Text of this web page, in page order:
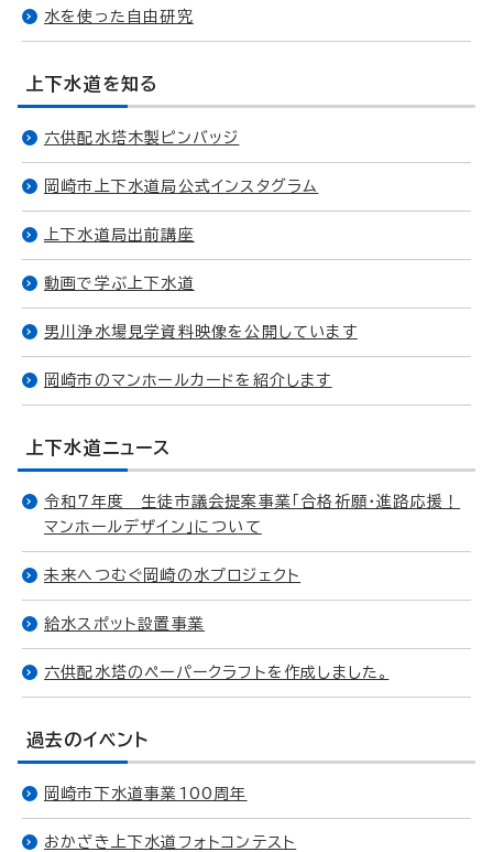
水を使った自由研究
上下水道を知る
六供配水塔木製ピンバッジ
岡崎市上下水道局公式インスタグラム
上下水道局出前講座
動画で学ぶ上下水道
男川浄水場見学資料映像を公開しています
岡崎市のマンホールカードを紹介します
上下水道ニュース
令和7年度 生徒市議会提案事業「合格祈願・進路応援！
マンホールデザイン」について
未来へつむぐ岡崎の水プロジェクト
給水スポット設置事業
六供配水塔のペーパークラフトを作成しました。
過去のイベント
岡崎市下水道事業100周年
おかざき上下水道フォトコンテスト